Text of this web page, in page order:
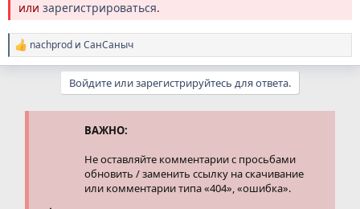
или зарегистрироваться.
Р
е
nachprod и СанСаныч
Войдите или зарегистрируйтесь для ответа.
ВАЖНО:
Не оставляйте комментарии с просьбами
обновить / заменить ссылку на скачивание
или комментарии типа «404», «ошибка».